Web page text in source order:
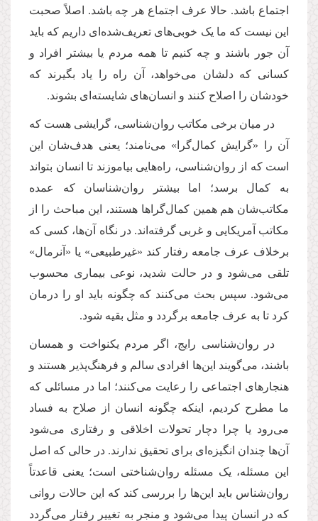
اجتماع باشد. حالا عرف اجتماع هر چه باشد. اصلاً صحبت
این نیست که ما یک خوبی‌های تعریف‌شده‌ای داریم که باید
آن جور باشند و چه کنیم تا همه مردم یا بیشتر افراد و
کسانی که دلشان می‌خواهد، آن راه را یاد بگیرند که
خودشان را اصلاح کنند و انسان‌های شایسته‌ای بشوند.
در میان برخی مکاتب روان‌شناسی، گرایشی هست که
آن را «گرایش کمال‌گرا» می‌نامند؛ یعنی هدف‌شان این
است که از روان‌شناسی، راه‌هایی بیاموزند تا انسان بتواند
به کمال برسد؛ اما بیشتر روان‌شناسان که عمده
مکاتب‌شان هم همین کمال‌گراها هستند، این مباحث را از
مکاتب آمریکایی و غربی گرفته‌اند. در نگاه آن‌ها، کسی که
برخلاف عرف جامعه رفتار کند «غیرطبیعی» یا «آنرمال»
تلقی می‌شود و در حالت شدید، نوعی بیماری محسوب
می‌شود. سپس بحث می‌کنند که چگونه باید او را درمان
کرد تا به عرف جامعه برگردد و مثل بقیه شود.
در روان‌شناسی رایج، اگر مردم یکنواخت و همسان
باشند، می‌گویند این‌ها افرادی سالم و فرهنگ‌پذیر هستند و
هنجارهای اجتماعی را رعایت می‌کنند؛ اما در مسائلی که
ما مطرح کردیم، اینکه چگونه انسان از صلاح به فساد
می‌رود یا چرا دچار تحولات اخلاقی و رفتاری می‌شود
آن‌ها چندان انگیزه‌ای برای تحقیق ندارند. در حالی که اصل
این مسئله، یک مسئله روان‌شناختی است؛ یعنی قاعدتاً
روان‌شناس باید این‌ها را بررسی کند که این حالات روانی
که در انسان پیدا می‌شود و منجر به تغییر رفتار می‌گردد